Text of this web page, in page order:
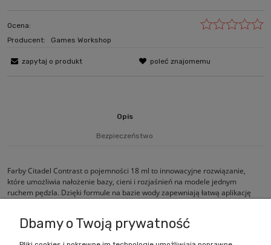
Ocena:
Producent:
Games Workshop
zapytaj o produkt poleć znajomemu
Opis
Bezpieczeństwo
Farby Citadel Contrast o pojemności 18 ml to innowacyjne rozwiązanie,
które umożliwia nałożenie bazy, cieni i rozjaśnień na modele jednym
ruchem pędzla. Dzięki formule na bazie wody zapewniają łatwą aplikację
Dbamy o Twoją prywatność